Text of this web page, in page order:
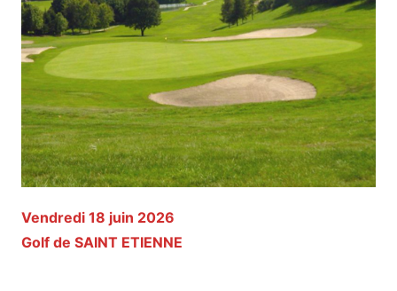
Vendredi 18 juin 2026
Golf de SAINT ETIENNE